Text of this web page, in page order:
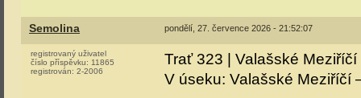
Semolina pondělí, 27. července 2026 - 21:52:07
registrovaný uživatel
číslo příspěvku: 11865
registrován: 2-2006
Trať 323 | Valašské
V úseku: Valašské Meziříčí